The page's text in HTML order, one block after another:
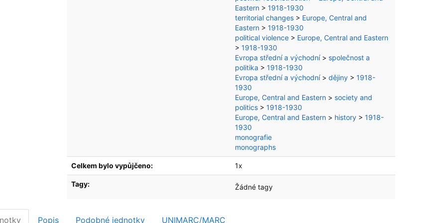
Eastern > 1918-1930
territorial changes > Europe, Central and
Eastern > 1918-1930
political violence > Europe, Central and Eastern
> 1918-1930
Evropa střední a východní> společnost a
politika > 1918-1930
Evropa střední a východní> dějiny > 1918-
1930
Europe, Central and Eastern > society and
politics > 1918-1930
Europe, Central and Eastern > history > 1918-
1930
monografie
monographs
Celkem bylo vypůjčeno: 1x
Tagy: Žádné tagy
Popis Podobné jednotky UNIMARC/MARC